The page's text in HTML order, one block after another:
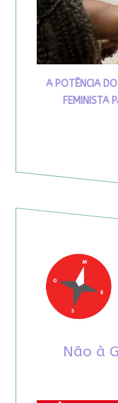
A POTÊNCIA
FEMINISTA
Não à